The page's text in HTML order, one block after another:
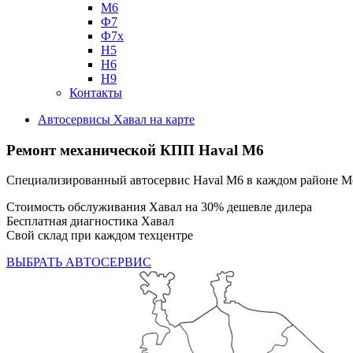
М6
Ф7
Ф7х
Н5
Н6
Н9
Контакты
Автосервисы Хавал на карте
Ремонт механической КПП Haval M6
Специализированный автосервис Haval M6 в каждом районе
Стоимость обслуживания Хавал на 30% дешевле дилера
Бесплатная диагностика Хавал
Свой склад при каждом техцентре
ВЫБРАТЬ АВТОСЕРВИС